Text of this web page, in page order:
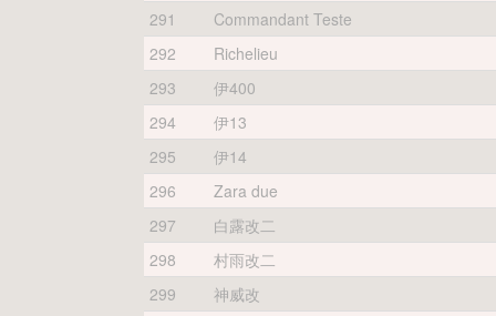
291
Commandant Teste
292
Richelieu
293
伊400
294
伊13
295
伊14
296
Zara due
297
白露改二
298
村雨改二
299
神威改